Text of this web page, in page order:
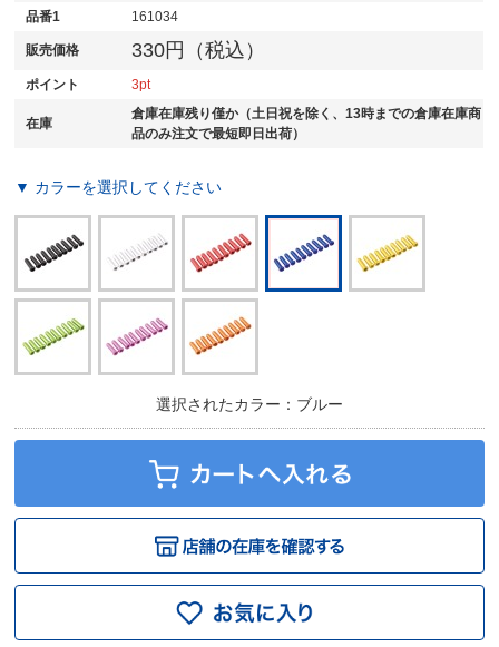
品番1
161034
販売価格 330円（税込）
ポイント 3
在庫
倉庫在庫残り僅か（土日祝を除く、13時までの倉庫在庫商
品のみ注文で最短即日出荷）
▼ カラーを選択してください
選択されたカラー：ブルー